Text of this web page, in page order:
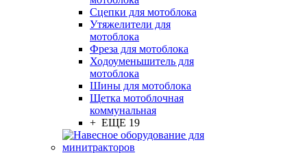
Сцепки для мотоблока
Утяжелители для
мотоблока
Фреза для мотоблока
Ходоуменьшитель для
мотоблока
Шины для мотоблока
Щетка мотоблочная
коммунальная
+ ЕЩЕ 19